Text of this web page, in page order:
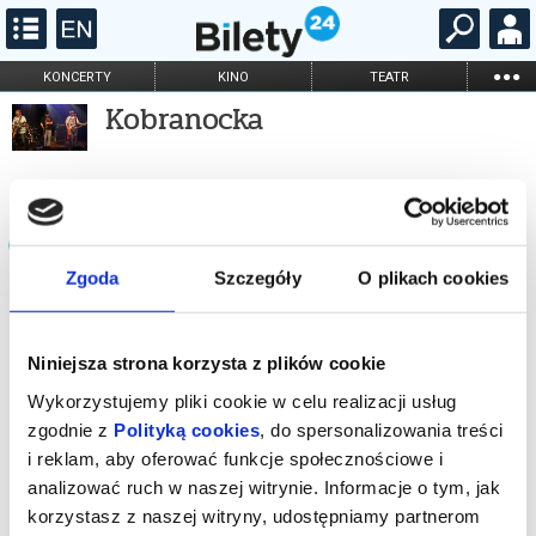
Zgoda Szczegóły O plikach cookies
Niniejsza strona korzysta z plików cookie
Wykorzystujemy pliki cookie w celu realizacji usług
zgodnie z Polityką cookies , do spersonalizowania treści
i reklam, aby oferować funkcje społecznościowe i
analizować ruch w naszej witrynie. Informacje o tym, jak
korzystasz z naszej witryny, udostępniamy partnerom
KONCERTY KINO TEATR ...
FILHARMONIA OPERA I BALET
DLA DZIECI
Kobranocka
Wydarzenia powiązane z artystą
2026
13.08.2026 - 15.08.2026, Cieszanów